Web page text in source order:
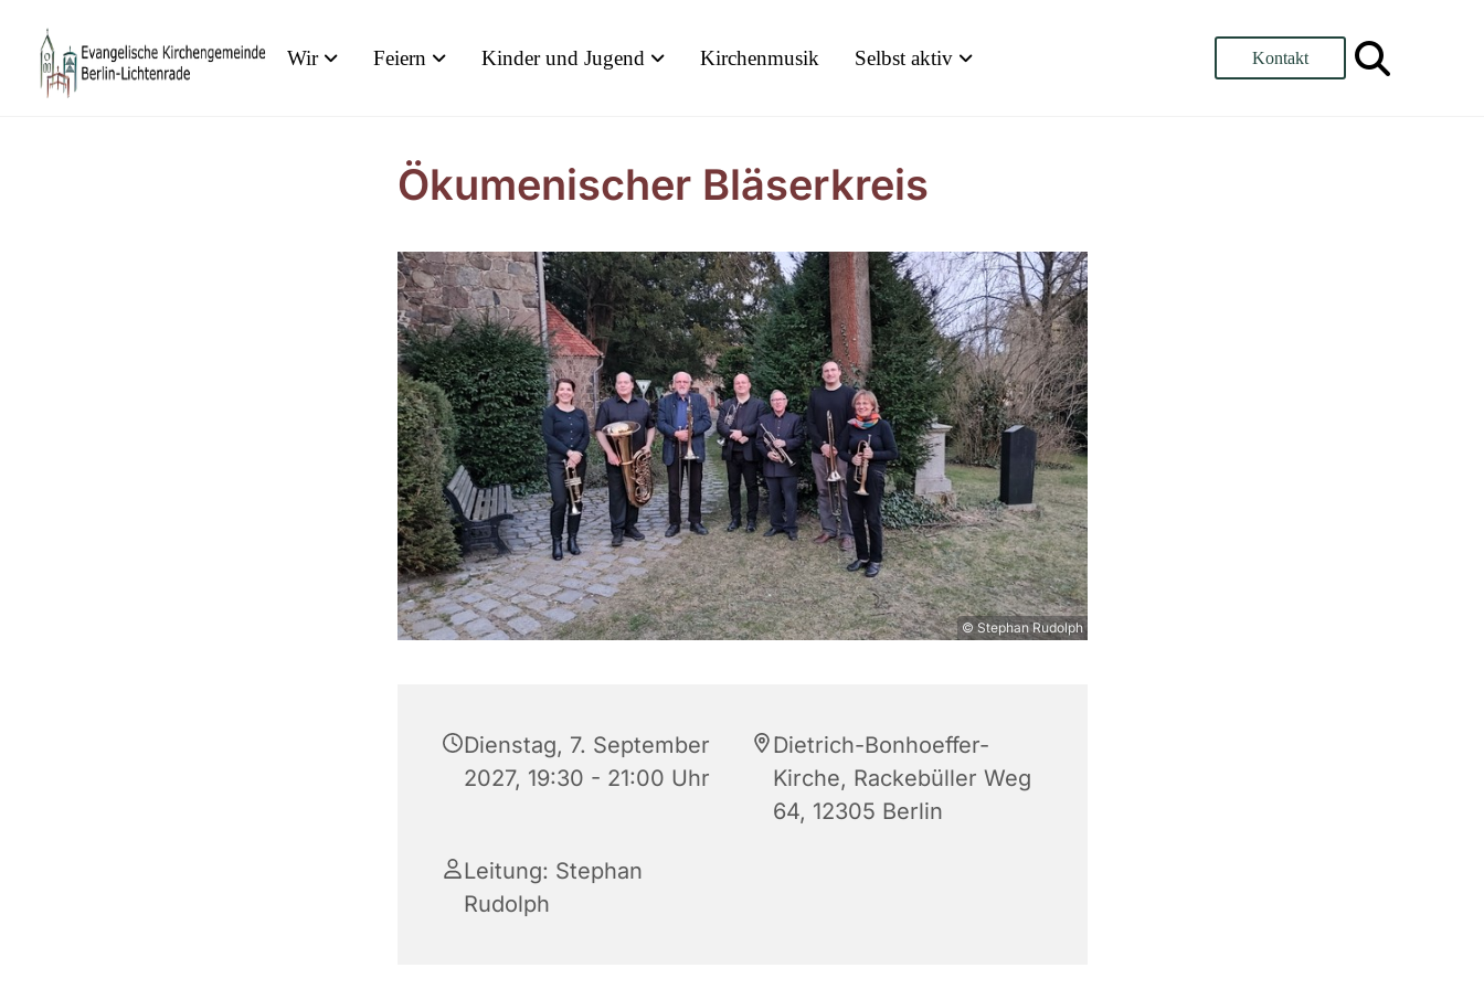
Wir Feiern Kinder und Jugend Kirchenmusik Selbst aktiv Kontakt
Ökumenischer Bläserkreis
© Stephan Rudolph
Dienstag, 7. September
2027, 19:30 - 21:00 Uhr
Dietrich-Bonhoeffer-
Kirche, Rackebüller Weg
64, 12305 Berlin
Leitung: Stephan
Rudolph